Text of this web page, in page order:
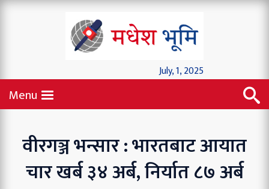
July, 1, 2025
Menu
वीरगञ्ज भन्सार : भारतबाट आयात
चार खर्ब ३४ अर्ब, निर्यात ८७ अर्ब